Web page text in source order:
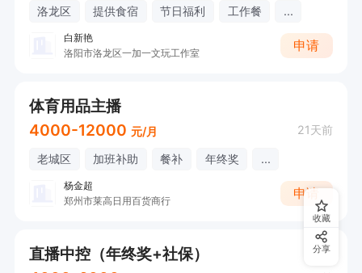
洛龙区 提供食宿 节日福利 工作餐 ...
白新艳
洛阳市洛龙区一加一文玩工作室
申请
体育用品主播
4000-12000 元/月 21天前
老城区 加班补助 餐补 年终奖 ...
杨金超
郑州市莱高日用百货商行
申请
直播中控（年终奖+社保）
收藏
分享